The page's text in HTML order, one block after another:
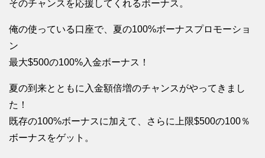
そのチャンスを応援してくれるボーナス。
俺の使っている口座で、夏の100%ボーナスプロモーショ
ン
最大$500の100%入金ボーナス！
夏の到来とともに入金額倍増のチャンスがやってきまし
た！
既存の100%ボーナスに加えて、さらに上限$500の100％
ボーナスをゲット。